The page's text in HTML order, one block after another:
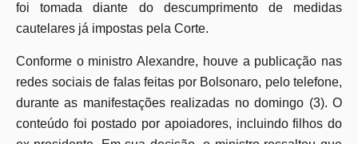
foi tomada diante do descumprimento de medidas
cautelares já impostas pela Corte.
Conforme o ministro Alexandre, houve a publicação nas
redes sociais de falas feitas por Bolsonaro, pelo telefone,
durante as manifestações realizadas no domingo (3). O
conteúdo foi postado por apoiadores, incluindo filhos do